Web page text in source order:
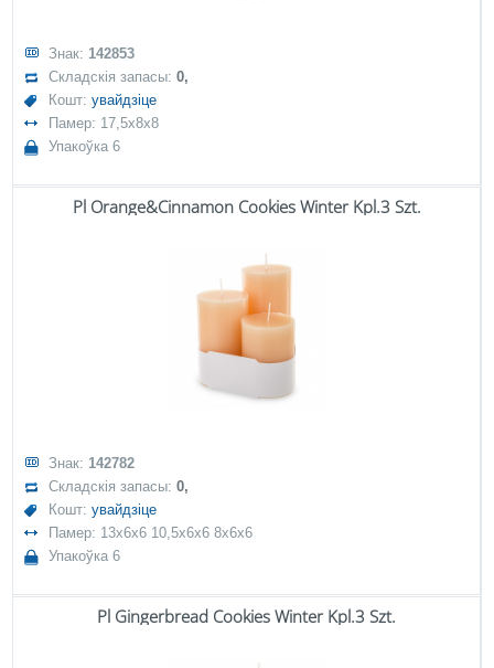
Знак: 142853
Складскія запасы:0,
Кошт:увайдзіце
Памер: 17,5x8x8
Упакоўка 6
Pl Orange&Cinnamon Cookies Winter Kpl.3 Szt.
Знак: 142782
Складскія запасы:0,
Кошт:увайдзіце
Памер: 13x6x6 10,5x6x6 8x6x6
Упакоўка 6
Pl Gingerbread Cookies Winter Kpl.3 Szt.